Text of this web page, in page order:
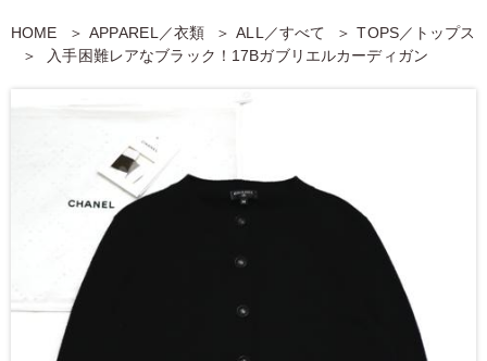
HOME APPAREL／衣類 ALL／すべて
TOPS／トップス
入手困難レアなブラック！17Bガブリエルカーディガン